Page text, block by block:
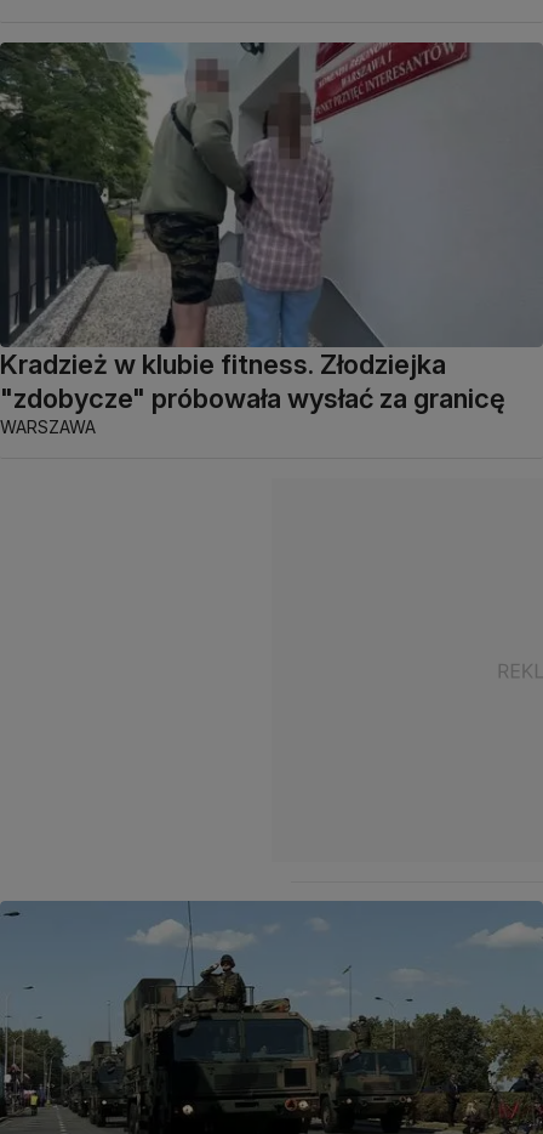
Kradzież w klubie fitness. Złodziejka
"zdobycze" próbowała wysłać za granicę
WARSZAWA